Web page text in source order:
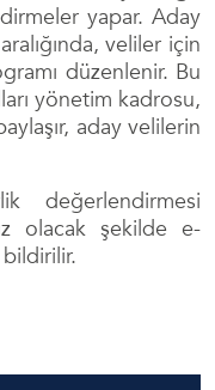
yapar. Aday
veliler için
düzenlenir. Bu
yönetim kadrosu,
aday velilerin
değerlendirmesi
olacak şekilde e-